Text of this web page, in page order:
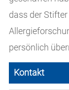
dass der
persönlich
Kontakt